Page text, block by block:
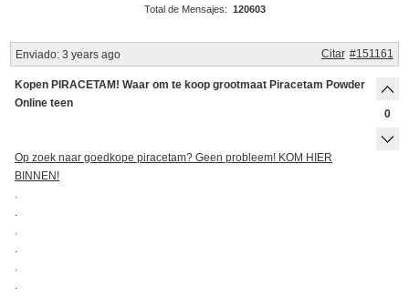
Total de Mensajes: 120603
Enviado: 3 years ago #151161
Citar
Kopen PIRACETAM! Waar om te koop grootmaat Piracetam Powder
Online teen
Op zoek naar goedkope piracetam? Geen probleem! KOM HIER
BINNEN!
.
.
.
.
.
.
0